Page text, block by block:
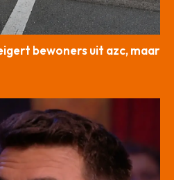
bewoners uit azc, maar